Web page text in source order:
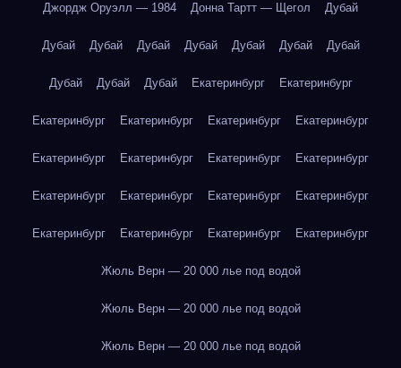
Джордж Оруэлл — 1984 Донна Тартт — Щегол Дубай
Дубай Дубай Дубай Дубай Дубай Дубай Дубай
Дубай Дубай Дубай Екатеринбург Екатеринбург
Екатеринбург Екатеринбург Екатеринбург Екатеринбург
Екатеринбург Екатеринбург Екатеринбург Екатеринбург
Екатеринбург Екатеринбург Екатеринбург Екатеринбург
Екатеринбург Екатеринбург Екатеринбург Екатеринбург
Жюль Верн — 20 000 лье под водой
Жюль Верн — 20 000 лье под водой
Жюль Верн — 20 000 лье под водой